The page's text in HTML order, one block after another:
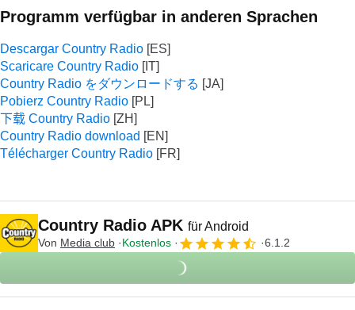
Programm verfügbar in anderen Sprachen
Descargar Country Radio
Scaricare Country Radio
Country Radio をダウンロードする
Pobierz Country Radio
下载 Country Radio
Country Radio download
Télécharger Country Radio
Country Radio APK für Android
Von Media club Kostenlos 6.1.2